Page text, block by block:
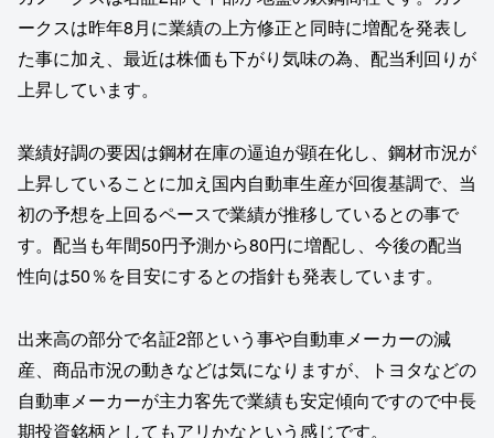
ークスは昨年8月に業績の上方修正と同時に増配を発表し
た事に加え、最近は株価も下がり気味の為、配当利回りが
上昇しています。
業績好調の要因は鋼材在庫の逼迫が顕在化し、鋼材市況が
上昇していることに加え国内自動車生産が回復基調で、当
初の予想を上回るペースで業績が推移しているとの事で
す。配当も年間50円予測から80円に増配し、今後の配当
性向は50％を目安にするとの指針も発表しています。
出来高の部分で名証2部という事や自動車メーカーの減
産、商品市況の動きなどは気になりますが、トヨタなどの
自動車メーカーが主力客先で業績も安定傾向ですので中長
期投資銘柄としてもアリかなという感じです。